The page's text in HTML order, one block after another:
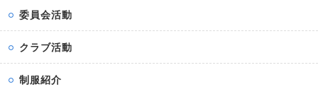
委員会活動
クラブ活動
制服紹介